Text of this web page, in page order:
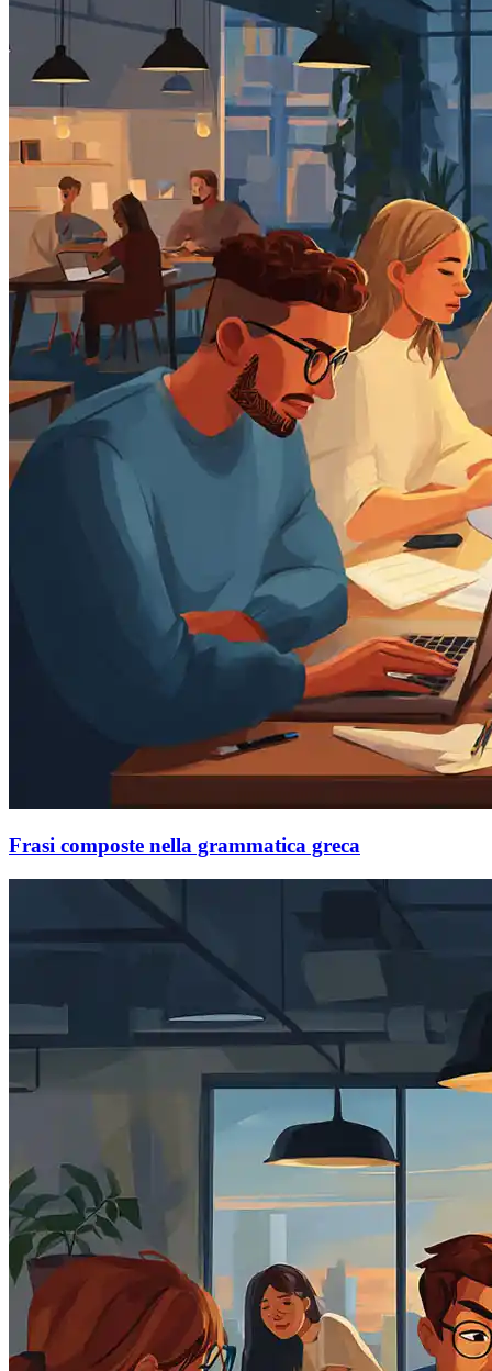
Frasi composte nella grammatica greca